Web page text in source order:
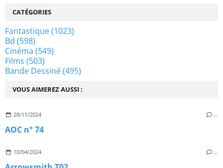
VOUS AIMEREZ AUSSI :
28/11/2024 …
AOC n° 74
10/04/2024 …
CATÉGORIES
Fantastique(1023)
Bd (598)
Cinéma (549)
Films (503)
Bande Dessiné(495)